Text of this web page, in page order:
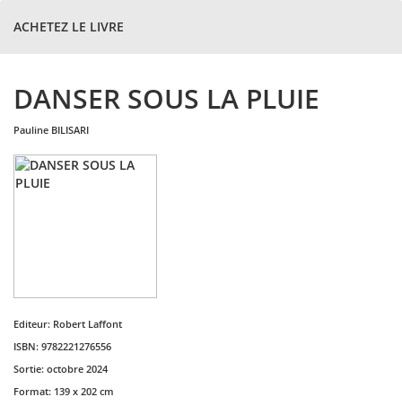
ACHETEZ LE LIVRE
DANSER SOUS LA PLUIE
pauline BILISARI
Editeur: Robert Laffont
ISBN: 9782221276556
Sortie: octobre 2024
Format: 139 x 202 cm